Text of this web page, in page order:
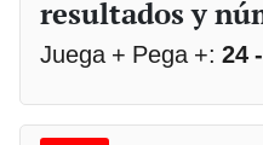
resultados y
Juega + Pega +: 24